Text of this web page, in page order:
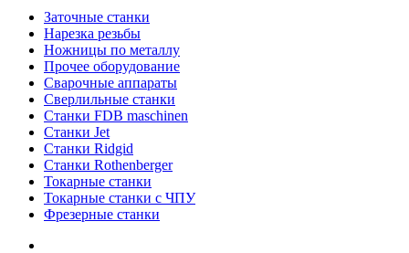
Заточные станки
Нарезка резьбы
Ножницы по металлу
Прочее оборудование
Сварочные аппараты
Сверлильные станки
Станки FDB maschinen
Станки Jet
Станки Ridgid
Станки Rothenberger
Токарные станки
Токарные станки с ЧПУ
Фрезерные станки